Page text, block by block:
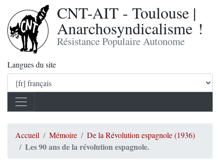
CNT-AIT - Toulouse |
Anarchosyndicalisme !
Résistance Populaire Autonome
Langues du site
Accueil Mémoire De la Révolution espagnole (1936)
Les 90 ans de la révolution espagnole.